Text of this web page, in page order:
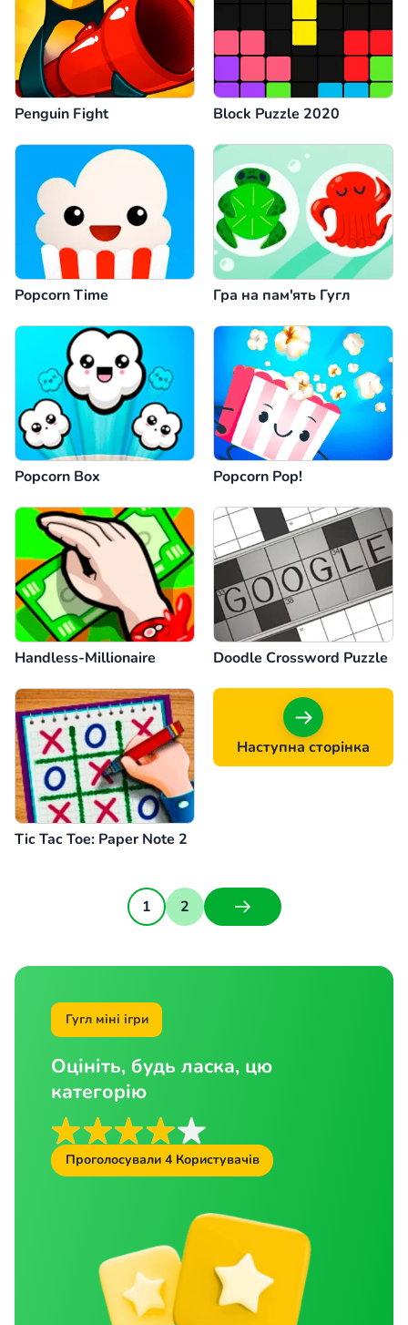
Penguin Fight Block Puzzle 2020
Popcorn Time Гра на пам'ять Гугл
Popcorn Box Popcorn Pop!
Handless-Millionaire Doodle Crossword Puzzle
Tic Tac Toe: Paper Note 2
Наступна сторінка
1 2
Гугл міні ігри
Оцініть, будь ласка, цю
категорію
Проголосували 4 Користувачів